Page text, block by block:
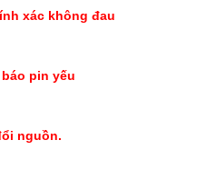
xác không đau
pin yếu
nguồn.